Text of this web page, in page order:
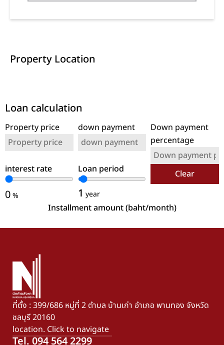
Property Location
Loan calculation
Property price down payment
Down payment
percentage
interest rate
0%
Loan period
1 year
Clear
Installment amount (baht/month)
ที่ตั้ง : 399/686 หมู่ที่ 2 ตำบล บ้านเก่า อำเภอ พานทอง จังหวัด
ชลบุรี 20160
location. Click to navigate
Tel. 094 564 2299